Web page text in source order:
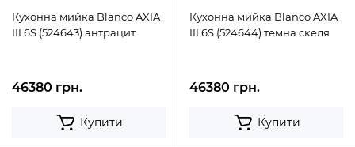
Кухонна мийка Blanco AXIA
III 6S (524643) антрацит
46380 грн.
Купити
Кухонна мийка Blanco AXIA
III 6S (524644) темна скеля
46380 грн.
Купити